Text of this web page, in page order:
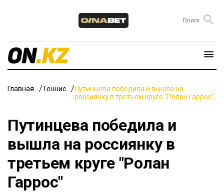
Главная Теннис
Путинцева победила и вышла на
россиянку в третьем круге "Ролан Гаррос"
Путинцева победила и
вышла на россиянку в
третьем круге "Ролан
Гаррос"